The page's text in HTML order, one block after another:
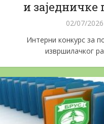
и заједничке
02/07/2026
Интерни конкурс за
извршилачког